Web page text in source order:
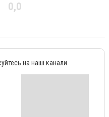
0,0
на наші канали